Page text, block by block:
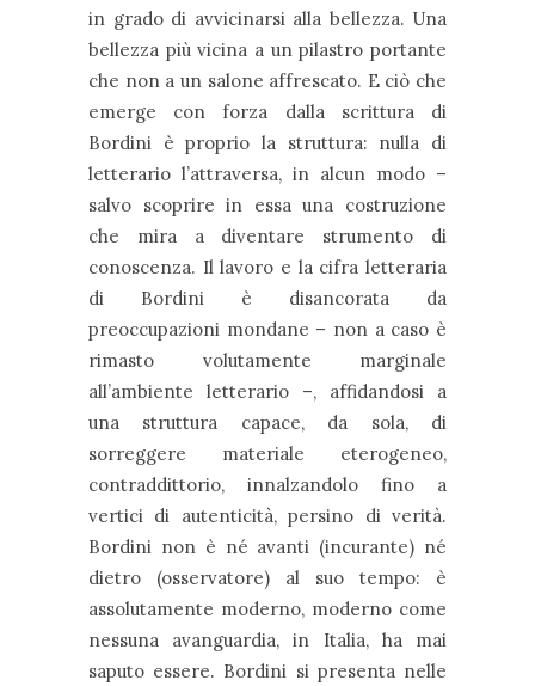
in grado di avvicinarsi alla bellezza. Una
bellezza più vicina a un pilastro portante
che non a un salone affrescato. E ciò che
emerge con forza dalla scrittura di
Bordini è proprio la struttura: nulla di
letterario l’attraversa, in alcun modo –
salvo scoprire in essa una costruzione
che mira a diventare strumento di
conoscenza. Il lavoro e la cifra letteraria
di Bordini è disancorata da
preoccupazioni mondane – non a caso è
rimasto volutamente marginale
all’ambiente letterario –, affidandosi a
una struttura capace, da sola, di
sorreggere materiale eterogeneo,
contraddittorio, innalzandolo fino a
vertici di autenticità, persino di verità.
Bordini non è né avanti (incurante) né
dietro (osservatore) al suo tempo: è
assolutamente moderno, moderno come
nessuna avanguardia, in Italia, ha mai
saputo essere. Bordini si presenta nelle